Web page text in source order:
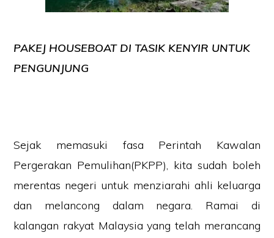
PAKEJ HOUSEBOAT DI TASIK KENYIR UNTUK
PENGUNJUNG
Sejak memasuki fasa Perintah Kawalan
Pergerakan Pemulihan(PKPP), kita sudah boleh
merentas negeri untuk menziarahi ahli keluarga
dan melancong dalam negara. Ramai di
kalangan rakyat Malaysia yang telah merancang